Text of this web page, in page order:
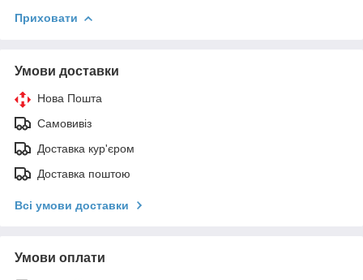
Приховати
Умови доставки
Нова Пошта
Самовивіз
Доставка кур'єром
Доставка поштою
Всі умови доставки
Умови оплати